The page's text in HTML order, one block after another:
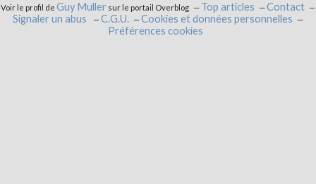
Voir le profil de Guy Muller sur le portail Overblog Top articles
Contact
Signaler un abus
C.G.U.
Cookies et données personnelles
Préférences cookies